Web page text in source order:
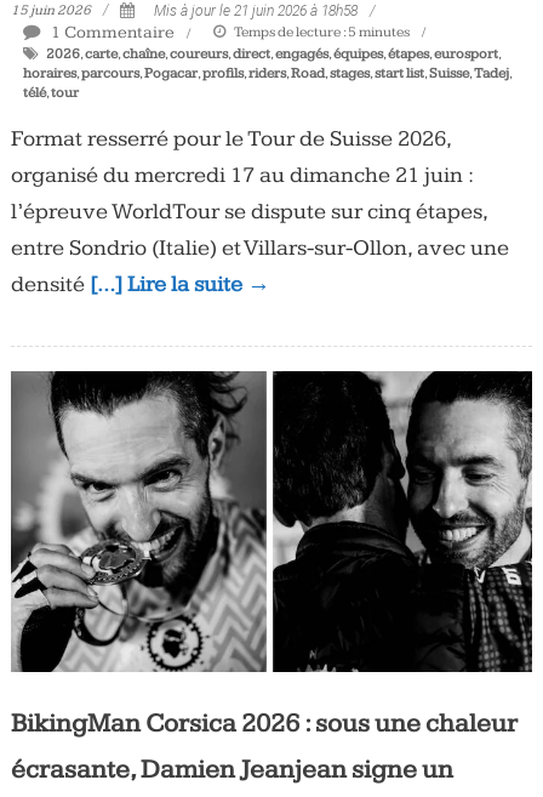
15 juin 2026 Mis à jour le 21 juin 2026 à 18h58
1 Commentaire Temps de lecture : 5 minutes
2026,carte,chaîne,coureurs,direct,engagés,équipes,étapes,eurosport,
horaires,parcours,Pogacar,profils,riders,Road,stages,start list,Suisse,Tadej,
télé,tour
Format resserré pour le Tour de Suisse 2026,
organisé du mercredi 17 au dimanche 21 juin :
l’épreuve WorldTour se dispute sur cinq étapes,
entre Sondrio (Italie) et Villars-sur-Ollon, avec une
densité […] Lire la suite →
BikingMan Corsica 2026 : sous une chaleur
écrasante, Damien Jeanjean signe un